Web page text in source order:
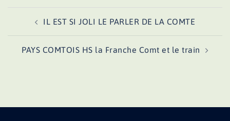
d’articleIL EST SI JOLI LE PARLER DE LA COMTE
PAYS COMTOIS HS la Franche Comt et le train